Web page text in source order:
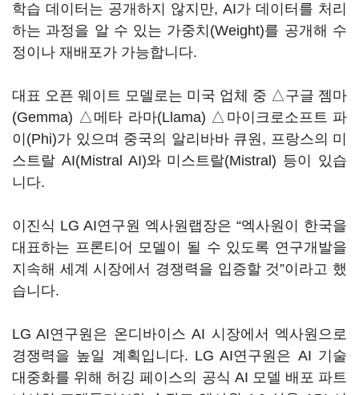
학습 데이터는 공개하지 않지만, AI가 데이터를 처리
하는 과정을 알 수 있는 가중치(Weight)를 공개해 수
정이나 재배포가 가능합니다.
대표 오픈 웨이트 모델로는 미국 업체 중 △구글 젬마
(Gemma) △메타 라마(Llama) △마이크로소프트 파
이(Phi)가 있으며 중국의 알리바바 큐원, 프랑스의 미
스트랄 AI(Mistral AI)와 미스트랄(Mistral) 등이 있습
니다.
이진식 LG AI연구원 엑사원랩장은 “엑사원이 한국을
대표하는 프론티어 모델이 될 수 있도록 연구개발을
지속해 세계 시장에서 경쟁력을 입증할 것”이라고 했
습니다.
LG AI연구원은 온디바이스 AI 시장에서 엑사원으로
경쟁력을 높일 계획입니다. LG AI연구원은 AI 기술
대중화를 위해 허깅 페이스의 공식 AI 모델 배포 파트